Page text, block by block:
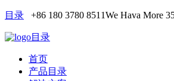
目录 +86 180 3780 8511We Hava More
目录
首页
产品目录